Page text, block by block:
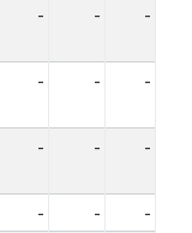
- - -
- - -
- - -
- -
-